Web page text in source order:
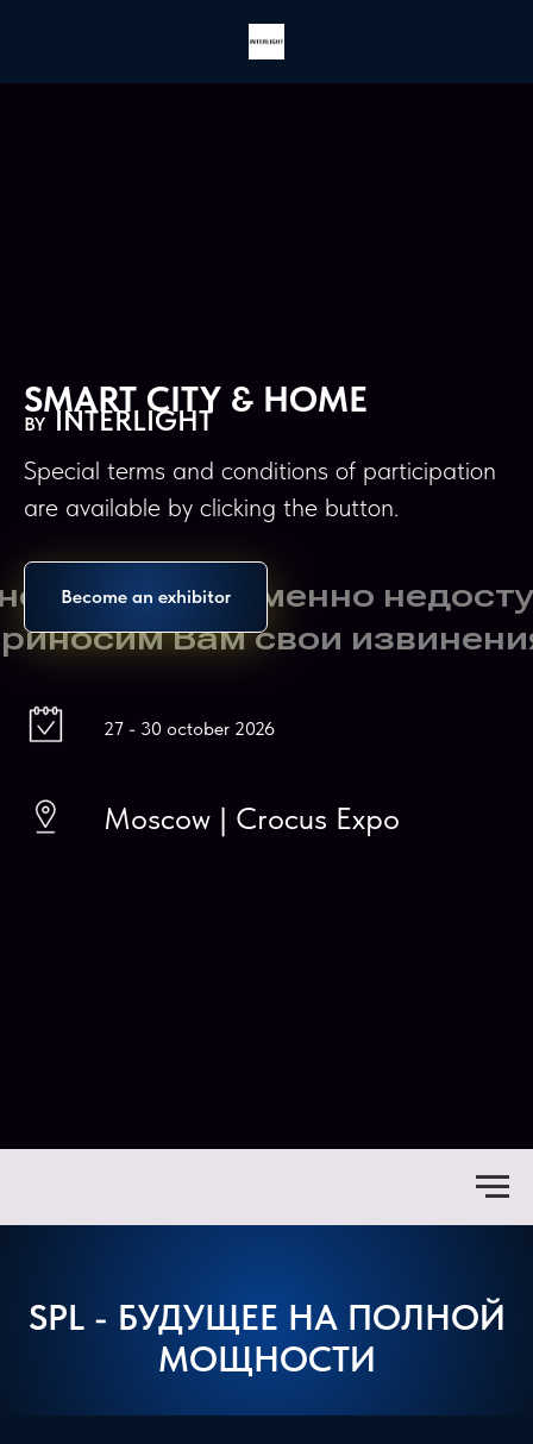
SMART CITY & HOME
BY INTERLIGHT
Special terms and conditions of participation
are available by clicking the button.
Become an exhibitor
27 - 30 october 2026
Moscow | Crocus Expo
SPL - БУДУЩЕЕ НА ПОЛНОЙ
МОЩНОСТИ